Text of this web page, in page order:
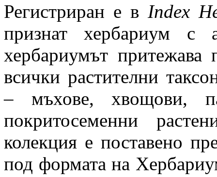
Регистриран е в Index
признат хербариум с
хербариумът
всички растителни
– мъхове, хвощови,
покритосеменни
колекция е поставено
под формата на